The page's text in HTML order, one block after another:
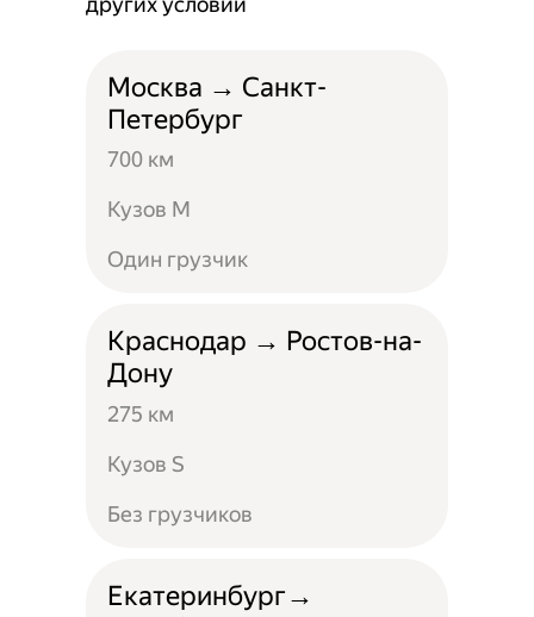
Москва → Санкт-
Петербург
700 км
Кузов M
Один грузчик
Краснодар → Ростов-на-
Дону
275 км
Кузов S
Без грузчиков
Екатеринбург→